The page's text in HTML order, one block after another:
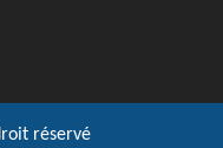
réservé